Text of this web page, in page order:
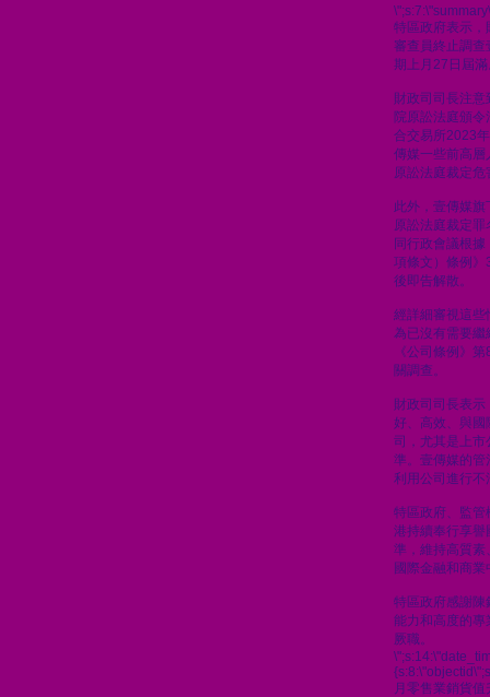
特區政府表示，
審查員終止調查
期上月27日屆
財政司司長注
院原訟法庭頒
合交易所2023
傳媒一些前高
原訟法庭裁定
此外，壹傳媒
原訟法庭裁定
同行政會議根
項條文）條例
後即告解散。
經詳細審視這些
為已沒有需要繼
《公司條例》
關調查。
財政司司長表
好、高效、與國
司，尤其是上市
準。壹傳媒的管
利用公司進行不
特區政府、監管
港持續奉行享譽
準，維持高質素
國際金融和商
特區政府感謝陳
能力和高度的專
厥職。
月零售業銷貨值